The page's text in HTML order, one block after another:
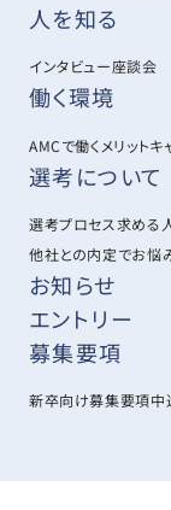
人を知る
インタビュー座談会
働く環境
AMCで働くメリットキ
選考について
選考プロセス求める
他社との内定でお悩
お知らせ
エントリー
募集要項
新卒向け募集要項中